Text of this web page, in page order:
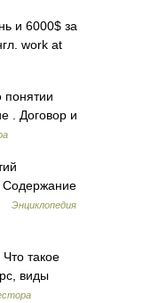
и 6000$ за
work at
. Договор и
Содержание
Энциклопедия
такое
виды